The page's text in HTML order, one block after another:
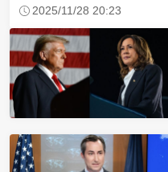
2025/11/28 20:23